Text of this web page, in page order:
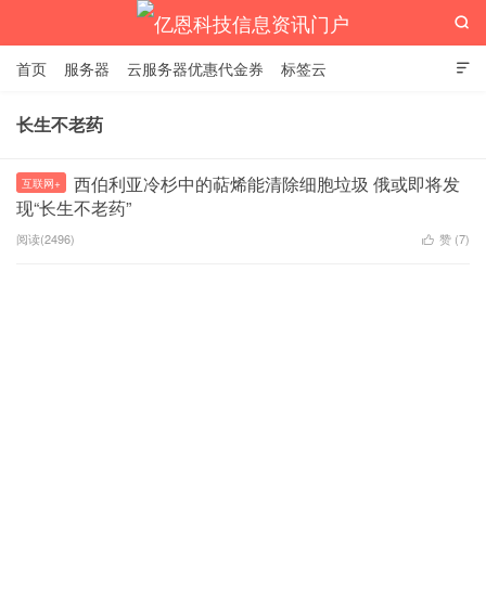
亿恩科技信息资讯门户

首页 服务器 云服务器优惠代金券 标签云

长生不老药
互联网+
西伯利亚冷杉中的萜烯能清除细胞垃圾 俄或即将发
现“长生不老药”
阅读(2496)  赞 (7)